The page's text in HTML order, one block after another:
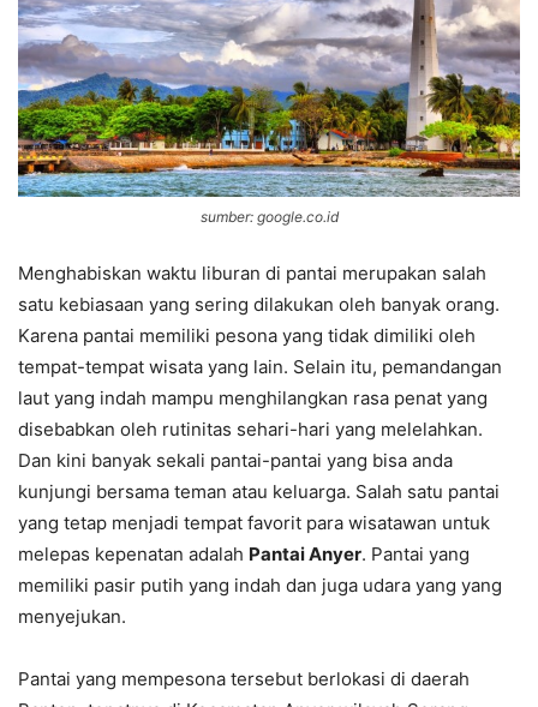
sumber: google.co.id
Menghabiskan waktu liburan di pantai merupakan salah
satu kebiasaan yang sering dilakukan oleh banyak orang.
Karena pantai memiliki pesona yang tidak dimiliki oleh
tempat-tempat wisata yang lain. Selain itu, pemandangan
laut yang indah mampu menghilangkan rasa penat yang
disebabkan oleh rutinitas sehari-hari yang melelahkan.
Dan kini banyak sekali pantai-pantai yang bisa anda
kunjungi bersama teman atau keluarga. Salah satu pantai
yang tetap menjadi tempat favorit para wisatawan untuk
melepas kepenatan adalah Pantai Anyer. Pantai yang
memiliki pasir putih yang indah dan juga udara yang yang
menyejukan.
Pantai yang mempesona tersebut berlokasi di daerah